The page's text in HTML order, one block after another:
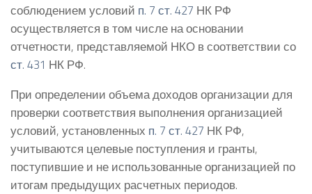
соблюдением условий п. 7 ст. 427 НК РФ
осуществляется в том числе на основании
отчетности, представляемой НКО в соответствии со
ст. 431 НК РФ.
При определении объема доходов организации для
проверки соответствия выполнения организацией
условий, установленных п. 7 ст. 427 НК РФ,
учитываются целевые поступления и гранты,
поступившие и не использованные организацией по
итогам предыдущих расчетных периодов.